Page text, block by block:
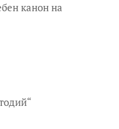
канон на